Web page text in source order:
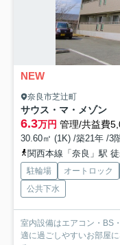
NEW
奈良市芝辻町
サウス・マ・メゾン
6.3万円 管理/共益費
30.60㎡ (1K) /築21年 /3
関西本線「奈良」駅
駐輪場 オートロック
公共下水
室内設備はエアコン・BS
適に過ごしやすいお部屋